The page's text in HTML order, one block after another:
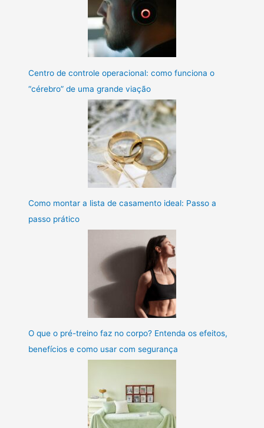
Centro de controle operacional: como funciona o
“cérebro” de uma grande viação
Como montar a lista de casamento ideal: Passo a
passo prático
O que o pré-treino faz no corpo? Entenda os efeitos,
benefícios e como usar com segurança